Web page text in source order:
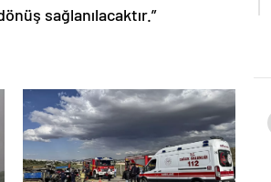
sağlanılacaktır.”